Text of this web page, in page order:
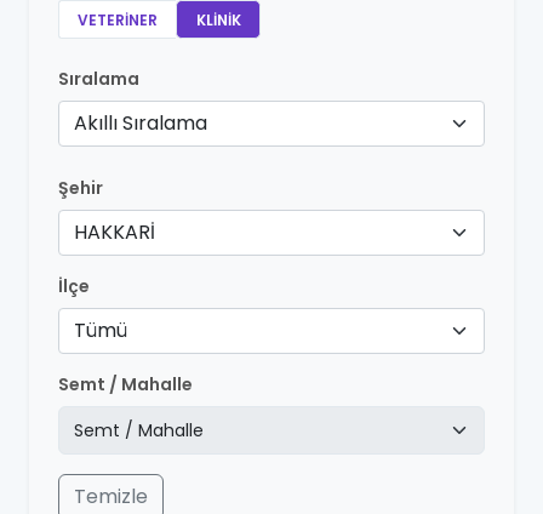
VETERINER KLINIK
Sıralama
Akıllı Sıralama
Şehir
HAKKARİ
İlçe
Tümü
Semt / Mahalle
Temizle